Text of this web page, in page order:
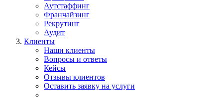
Аутстаффинг
Франчайзинг
Рекрутинг
Аудит
Клиенты
Наши клиенты
Вопросы и ответы
Кейсы
Отзывы клиентов
Оставить заявку на услуги